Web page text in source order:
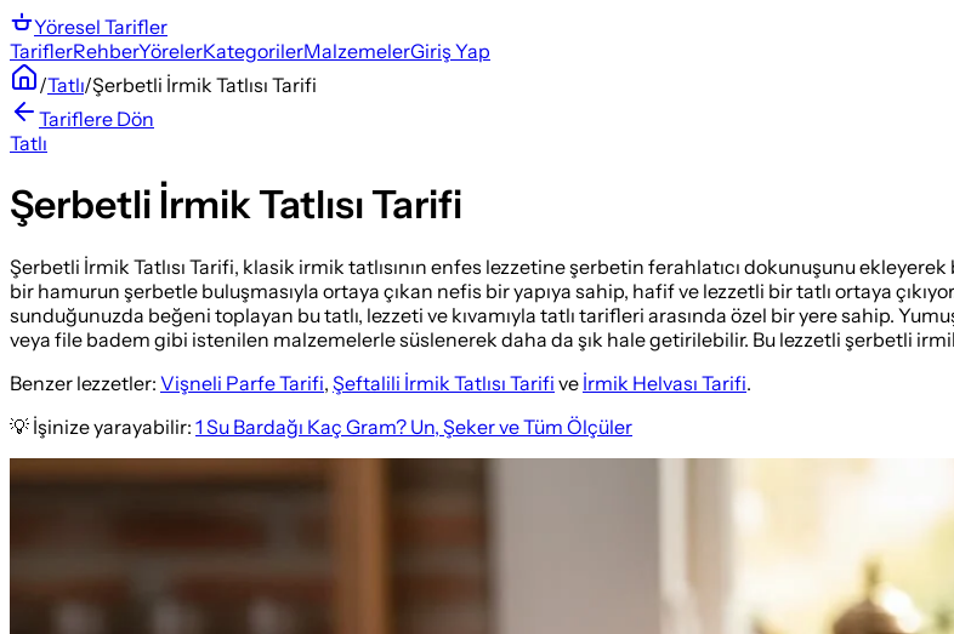
Yöresel Tarifler
TariflerRehberYörelerKategorilerMalzemelerGiriş Yap
/Tatlı/Şerbetli İrmik Tatlısı Tarifi
Tariflere Dön
Tatlı
Şerbetli İrmik Tatlısı Tarifi
Şerbetli İrmik Tatlısı Tarifi, klasik irmik tatlısının enfes lezzetine şerbetin ferahlatıcı dokunuşunu
bir hamurun şerbetle buluşmasıyla ortaya çıkan nefis bir yapıya sahip, hafif ve lezzetli bir tatlı ortaya
sunduğunuzda beğeni toplayan bu tatlı, lezzeti ve kıvamıyla tatlı tarifleri arasında özel bir yere sahip.
veya file badem gibi istenilen malzemelerle süslenerek daha da şık hale getirilebilir. Bu lezzetli şerbetli
Benzer lezzetler: Vişneli Parfe Tarifi, Şeftalili İrmik Tatlısı Tarifi ve İrmik Helvası Tarifi.
💡 İşinize yarayabilir: 1 Su Bardağı Kaç Gram? Un, Şeker ve Tüm Ölçüler